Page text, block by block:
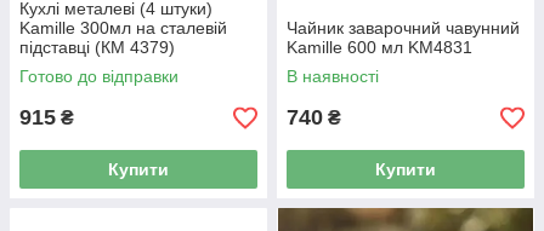
Кухлі металеві (4 штуки)
Kamille 300мл на сталевій
підставці (КМ 4379)
Готово до відправки
915 ₴
Купити
Чайник заварочний чавунний
Kamille 600 мл KM4831
В наявності
740 ₴
Купити